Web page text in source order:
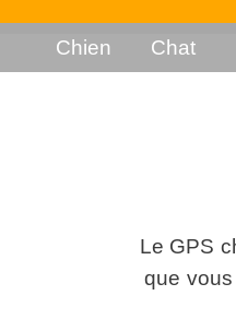
Chien
Chat
Le GPS
que vous